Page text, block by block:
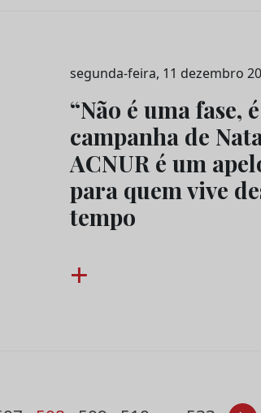
segunda-feira, 11 dezembro
“Não é uma fase,
campanha de
ACNUR é um
para quem vive
tempo
+